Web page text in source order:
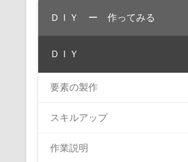
ＤＩＹ ー 作ってみる
ＤＩＹ
要素の製作
スキルアップ
作業説明